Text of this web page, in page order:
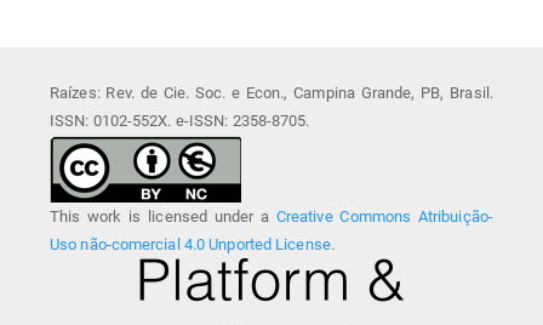
Raízes: Rev. de Cie. Soc. e Econ., Campina Grande, PB, Brasil.
ISSN: 0102-552X. e-ISSN: 2358-8705.
This work is licensed under a Creative Commons Atribuição-
Uso não-comercial 4.0 Unported License.